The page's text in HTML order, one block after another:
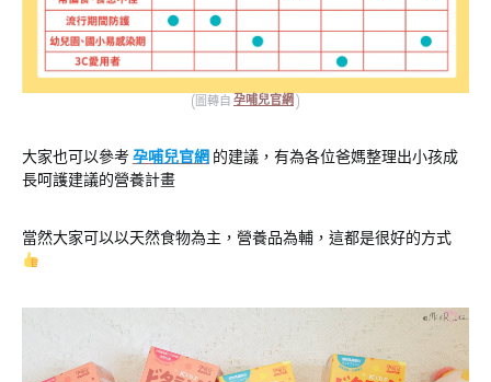
(圖轉自 孕哺兒官網 )
大家也可以參考孕哺兒官網 的建議，有為各位爸媽整理出小孩成
長呵護建議的營養計畫
當然大家可以以天然食物為主，營養品為輔，這都是很好的方式